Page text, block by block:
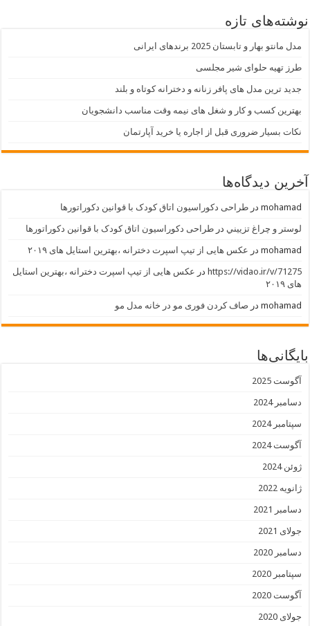
نوشته‌های تازه
مدل مانتو بهار و تابستان 2025 برندهای ایرانی
طرز تهیه حلوای شیر مجلسی
جدید ترین مدل های پافر زنانه و دخترانه کوتاه و بلند
بهترین کسب و کار و شغل های نیمه وقت مناسب دانشجویان
نکات بسیار ضروری قبل از اجاره یا خرید آپارتمان
آخرین دیدگاه‌ها
mohamad درطراحی دکوراسیون اتاق کودک با قوانین دکوراتورها
لوستر و چراغ تزييني درطراحی دکوراسیون اتاق کودک با قوانین دکوراتورها
mohamad در عکس هایی از تیپ اسپرت دخترانه ،بهترین استایل های ۲۰۱۹
https://vidao.ir/v/71275 در عکس هایی از تیپ اسپرت دخترانه ،بهترین استایل
های ۲۰۱۹
mohamad در صاف کردن فوری مو در خانه مدل مو
بایگانی‌ها
آگوست 2025
دسامبر 2024
سپتامبر 2024
آگوست 2024
ژوئن 2024
ژانویه 2022
دسامبر 2021
جولای 2021
دسامبر 2020
سپتامبر 2020
آگوست 2020
جولای 2020